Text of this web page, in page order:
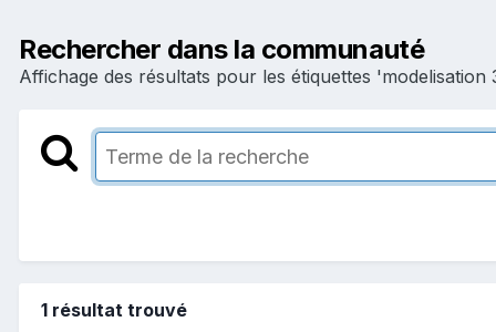
Rechercher dans la communauté
Affichage des résultats pour les étiquettes 'modelisation
1 résultat trouvé